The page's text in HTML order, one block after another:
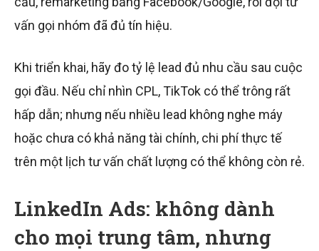
vấn gọi nhóm đã đủ tín hiệu.
Khi triển khai, hãy đo tỷ lệ lead đủ nhu cầu sau cuộc
gọi đầu. Nếu chỉ nhìn CPL, TikTok có thể trông rất
hấp dẫn; nhưng nếu nhiều lead không nghe máy
hoặc chưa có khả năng tài chính, chi phí thực tế
trên một lịch tư vấn chất lượng có thể không còn rẻ.
LinkedIn Ads: không dành
cho mọi trung tâm, nhưng